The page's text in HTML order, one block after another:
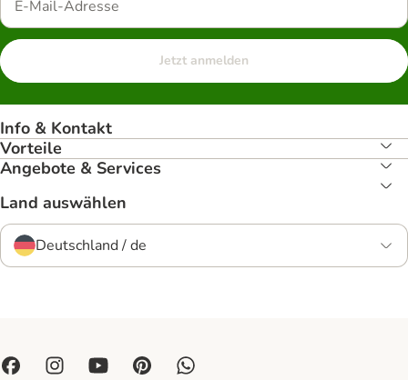
Jetzt anmelden
Info & Kontakt
Vorteile
Angebote & Services
Land auswählen
Deutschland / de